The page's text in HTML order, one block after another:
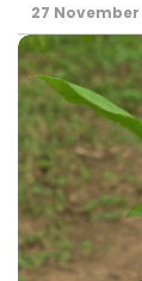
27 November